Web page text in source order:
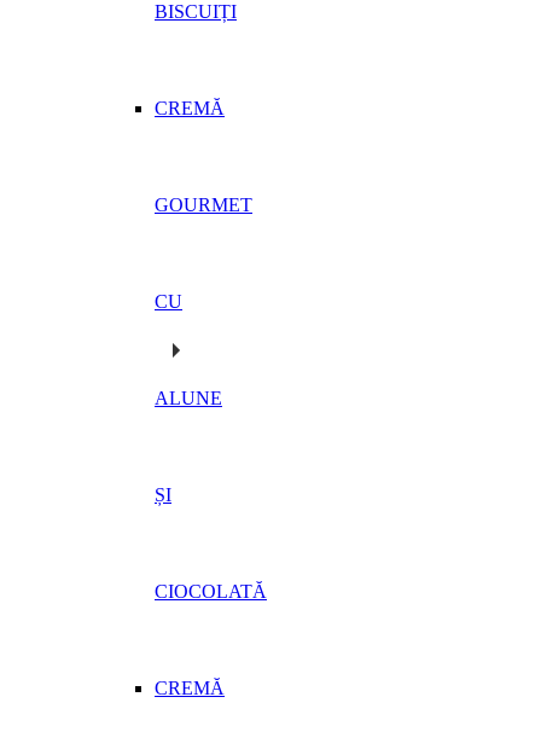
BISCUIȚI
CREMĂ
GOURMET
CU
ALUNE
ȘI
CIOCOLATĂ
CREMĂ